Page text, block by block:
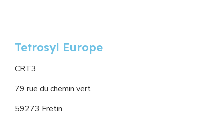
Tetrosyl Europe
CRT3
79 rue du chemin vert
59273 Fretin